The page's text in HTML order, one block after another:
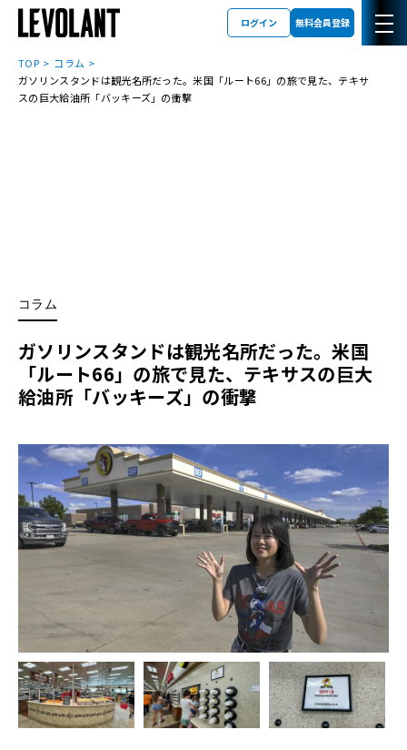
ログイン 無料会員登録
TOP
コラム
ガソリンスタンドは観光名所だった。米国「ルート66」の旅で見た、テキサ
スの巨大給油所「バッキーズ」の衝撃
コラム
ガソリンスタンドは観光名所だった。米国
「ルート66」の旅で見た、テキサスの巨大
給油所「バッキーズ」の衝撃